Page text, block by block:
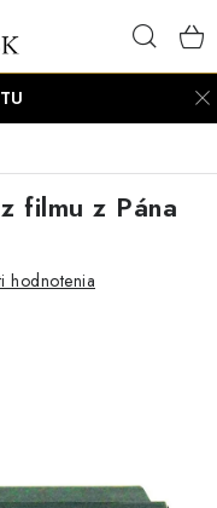
filmu z Pána
hodnotenia